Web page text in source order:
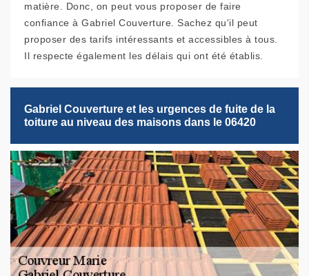
matière. Donc, on peut vous proposer de faire
confiance à Gabriel Couverture. Sachez qu'il peut
proposer des tarifs intéressants et accessibles à tous.
Il respecte également les délais qui ont été établis.
Gabriel Couverture et les urgences de fuite de la
toiture au niveau des maisons dans le 06420